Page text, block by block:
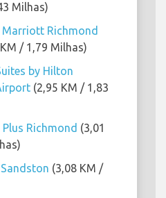
Milhas)
Richmond
/ 1,79 Milhas)
by Hilton
(2,95 KM / 1,83
Richmond (3,01
(3,08 KM /